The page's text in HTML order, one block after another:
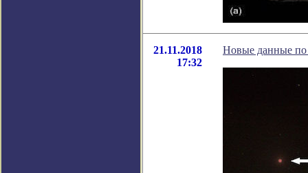
21.11.2018
17:32
Новые данные по